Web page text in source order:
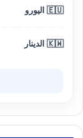
🇪🇺 اليورو
🇰🇼 الدينار